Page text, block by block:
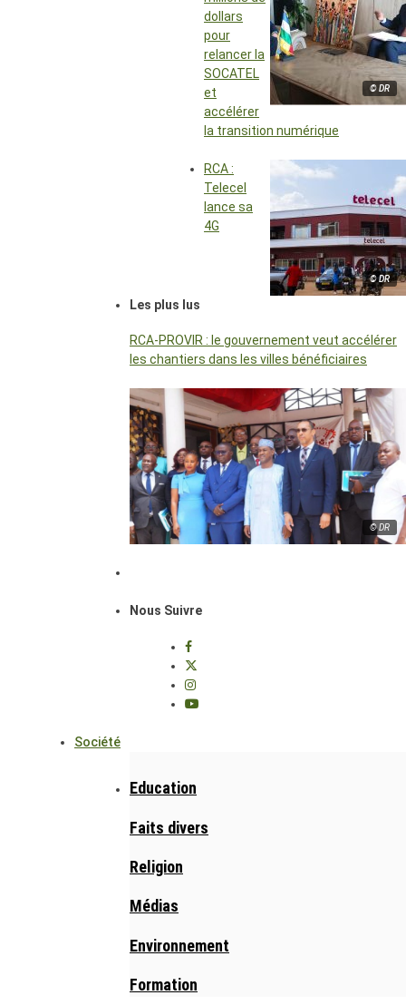
© DR
dollars
pour
relancer la
SOCATEL
et
accélérer
la transition numérique
© DR
RCA :
Telecel
lance sa
4G
Les plus lus
RCA-PROVIR : le gouvernement veut accélérer
les chantiers dans les villes bénéficiaires
© DR
Nous Suivre
Société
Education
Faits divers
Religion
Médias
Environnement
Formation